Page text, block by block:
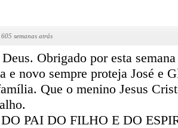
605 semanas atrás
Obrigado por esta
e novo sempre proteja José e
Que o menino Jesus
PAI DO FILHO E DO